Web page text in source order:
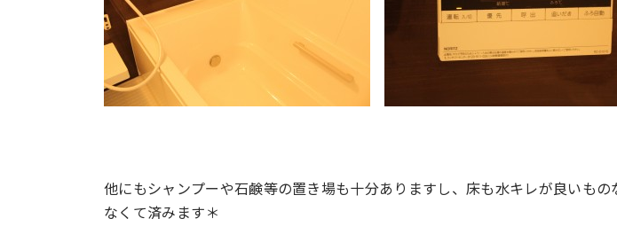
他にもシャンプーや石鹸等の置き場も十分ありますし、床も水キレが良いもの
なくて済みます＊